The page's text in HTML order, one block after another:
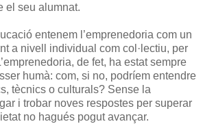
el seu alumnat.
entenem l’emprenedoria com un
a nivell individual com col·lectiu, per
de fet, ha estat sempre
humà: com, si no, podríem entendre
tècnics o culturals? Sense la
i trobar noves respostes per superar
no hagués pogut avançar.